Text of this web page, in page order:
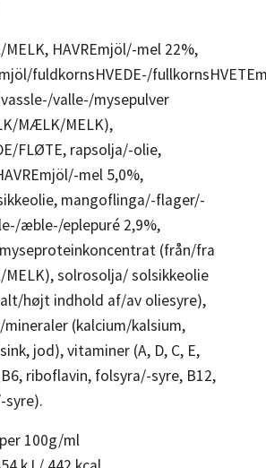
HAVREmjöl/-mel 22%,
fuldkornsHVEDE-/
valle-/mysepulver
MÆLK/MELK),
FLØTE, rapsolja/-olie,
mel 5,0%,
mangoflinga/-flager/-
æble-/eplepuré 2,9%,
(från/fra
MELK), solrosolja/ solsikkeolie
højt indhold af/av oliesyre),
(kalcium/kalsium,
jod), vitaminer (A, D, C, E,
riboflavin, folsyra/-syre, B12,
syre).
100g/ml